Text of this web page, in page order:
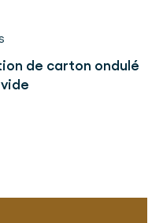
de carton ondulé